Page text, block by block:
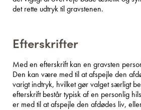
det rette udtryk til gravstenen.
Efterskrifter
Med en efterskrift kan en gravsten
Den kan være med til at afspejle den
varigt indtryk, hvilket gør valget særligt
efterskrift består typisk af en personlig
er med til at afspejle den afdødes liv,